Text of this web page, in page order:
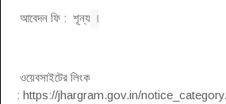
আবেদন ফি : শূন্য ।
ওয়েবসাইটের লিংক
: https://jhargram.gov.in/